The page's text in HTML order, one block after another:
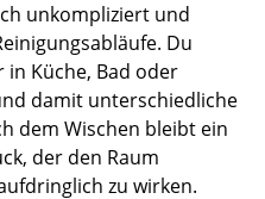
unkompliziert und
Du
in Küche, Bad oder
damit unterschiedliche
dem Wischen bleibt ein
der den Raum
zu wirken.